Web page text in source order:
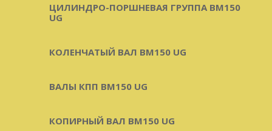
ЦИЛИНДРО-ПОРШНЕВАЯ ГРУППА BM150
UG
КОЛЕНЧАТЫЙ ВАЛ BM150 UG
ВАЛЫ КПП BM150 UG
КОПИРНЫЙ ВАЛ BM150 UG